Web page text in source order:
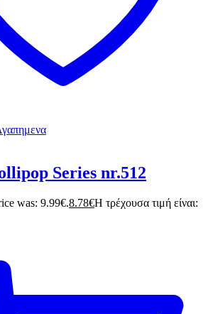
Series nr.512
was: 9.99€.8.78€Η τρέχουσα τιμή είναι: